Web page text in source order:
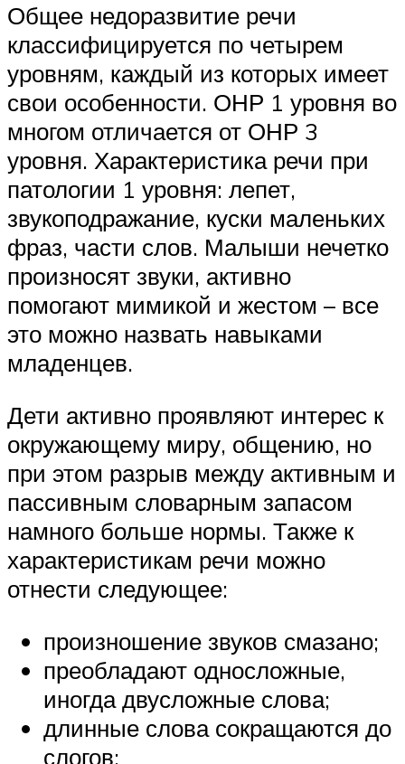
Общее недоразвитие речи
классифицируется по четырем
уровням, каждый из которых имеет
свои особенности. ОНР 1 уровня во
многом отличается от ОНР 3
уровня. Характеристика речи при
патологии 1 уровня: лепет,
звукоподражание, куски маленьких
фраз, части слов. Малыши нечетко
произносят звуки, активно
помогают мимикой и жестом – все
это можно назвать навыками
младенцев.
Дети активно проявляют интерес к
окружающему миру, общению, но
при этом разрыв между активным и
пассивным словарным запасом
намного больше нормы. Также к
характеристикам речи можно
отнести следующее:
произношение звуков смазано;
преобладают односложные,
иногда двусложные слова;
длинные слова сокращаются до
слогов;